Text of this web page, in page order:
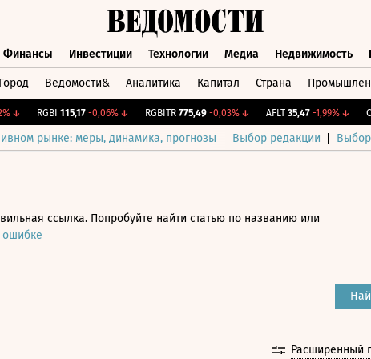
Финансы Инвестиции Технологии Медиа Недвижимость
Город Ведомости& Аналитика Капитал Страна
RGBI 115,17 -0,06%↓ RGBITR 775,49 -0,03%↓ AFLT 35,47 -1,99%↓
рынке: меры, динамика, прогнозы Выбор редакции
ссылка. Попробуйте найти статью по названию или
Расширенный